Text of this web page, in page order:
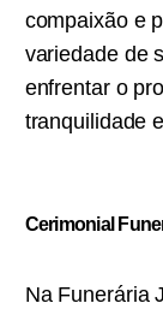
compaixão e
variedade de
enfrentar o
tranquilidade
Cerimonial
Na Funerária